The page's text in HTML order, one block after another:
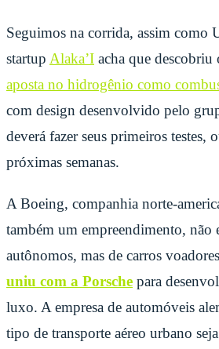
Seguimos na corrida, assim como
startup Alaka’I acha que descobriu
aposta no hidrogênio como
com design desenvolvido pelo
deverá fazer seus primeiros testes,
próximas semanas.
A Boeing, companhia norte-
também um empreendimento, não
autônomos, mas de carros
uniu com a Porsche para
luxo. A empresa de automóveis
tipo de transporte aéreo urbano